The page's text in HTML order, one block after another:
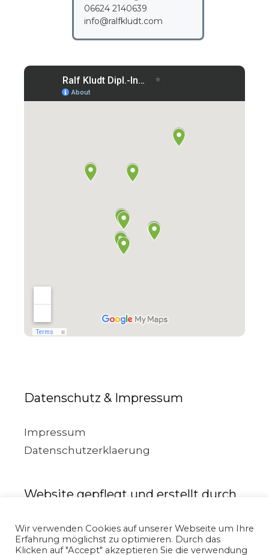
06624 2140639
info@ralfkludt.com
Datenschutz & Impressum
Impressum
Datenschutzerklaerung
Website gepflegt und erstellt durch
Wir verwenden Cookies auf unserer Webseite um Ihre
Erfahrung möglichst zu optimieren. Durch das
Klicken auf "Accept" akzeptieren Sie die verwendung